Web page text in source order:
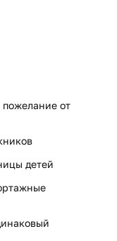
пожелание от
детей